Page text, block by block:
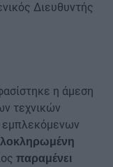
Διευθυντής
η άμεση
τεχνικών
εμπλεκόμενων
παραμένει